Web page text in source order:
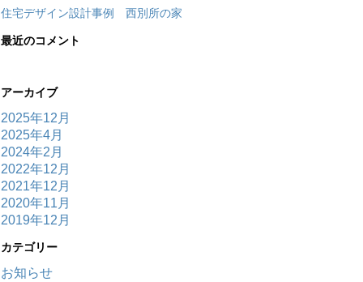
住宅デザイン設計事例 西別所の家
最近のコメント
アーカイブ
2025年12月
2025年4月
2024年2月
2022年12月
2021年12月
2020年11月
2019年12月
カテゴリー
お知らせ